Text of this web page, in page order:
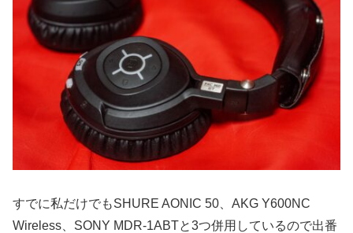
すでに私だけでもSHURE AONIC 50、AKG Y600NC
Wireless、SONY MDR-1ABTと3つ併用しているので出番